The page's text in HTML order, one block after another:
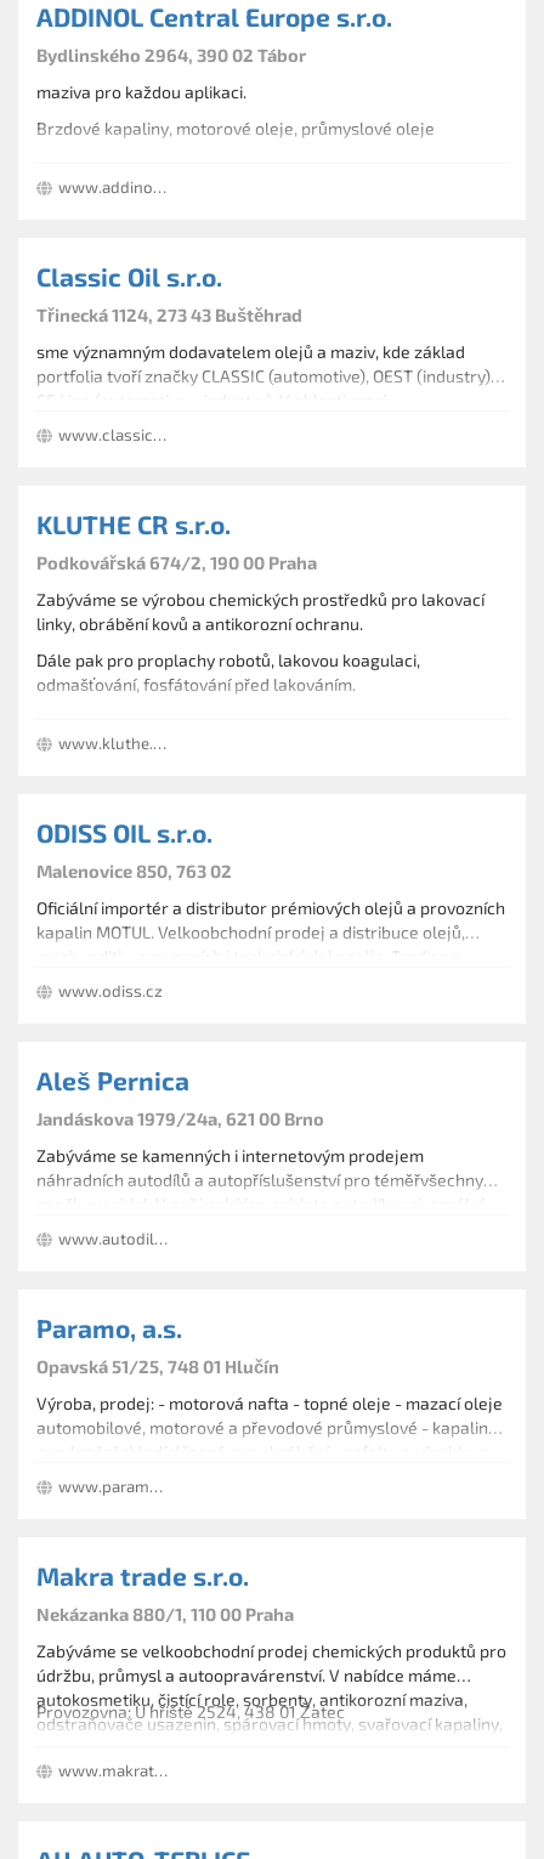
ADDINOL Central Europe s.r.o.
Bydlinského 2964, 390 02 Tábor
maziva pro každou aplikaci.
Brzdové kapaliny, motorové oleje, průmyslové oleje
www.addinol.cz
Classic Oil s.r.o.
Třinecká 1124, 273 43 Buštěhrad
sme významným dodavatelem olejů a maziv, kde základ
portfolia tvoří značky CLASSIC (automotive), OEST (industry) a
spolupracujeme pouze s prověřenými západoevropskými
dodavateli a rafineriemi. Jsme českým výrobcem chladicích
CS EKOTERM® atd. Disponujeme vlastní vývojovou laboratoří
flexibilně reagujeme na požadavky zákazníka, požadavky
trhu, ale i na samotná specifika jednotlivých aplikací a
provozů.
www.classic-oil.cz
KLUTHE CR s.r.o.
Podkovářská 674/2, 190 00 Praha
Zabýváme se výrobou chemických prostředků pro lakovací
linky, obrábění kovů a antikorozní ochranu.
Dále pak pro proplachy robotů, lakovou koagulaci,
odmašťování, fosfátování před lakováním.
www.kluthe.cz
ODISS OIL s.r.o.
Malenovice 850, 763 02
Oficiální importér a distributor prémiových olejů a provozních
kapalin MOTUL. Velkoobchodní prodej a distribuce olejů,
maziv, aditiv, provozních i technických kapalin. Tradice a
zkušenosti od roku 1991.
www.odiss.cz
Aleš Pernica
Jandáskova 1979/24a, 621 00 Brno
Zabýváme se kamenných i internetovým prodejem
náhradních autodílů a autopříslušenství pro téměřvšechny
provozní kapaliny, baterie, díly výfuků, žárovky, hřídele
převodovky a zadní nápravy PSA.
www.autodily-sklad.cz
Paramo, a.s.
Opavská 51/25, 748 01 Hlučín
Výroba, prodej: - motorová nafta - topné oleje - mazací oleje
automobilové, motorové a převodové průmyslové - kapaliny
emulgační chladící řezná pro obrábění - asfalty a výrobky z
nich suspenze vodou ředitelné pro izolace střech, staveb
emulze asfaltové, silniční tmely Vlysex a střešní Lutex - laky ..
www.paramo.cz
Makra trade s.r.o.
Nekázanka 880/1, 110 00 Praha
Zabýváme se velkoobchodní prodej chemických produktů pro
údržbu, průmysl a autoopravárenství. V nabídce máme
autokosmetiku, čistící role, sorbenty, antikorozní maziva,
odstraňovače usazenin, spárovací hmoty, svařovací kapaliny,
Provozovna: U hřiště 2524, 438 01 Žatec
www.makratrade.cz